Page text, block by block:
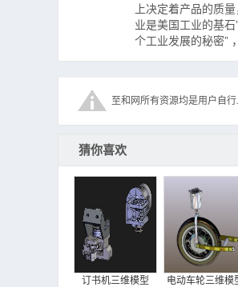
上决定着产品的质
业是美国工业的基
个工业发展的秘密”
至和网所有资源均是用户自
猜你喜欢
订书机三维模型 电动车轮三维模